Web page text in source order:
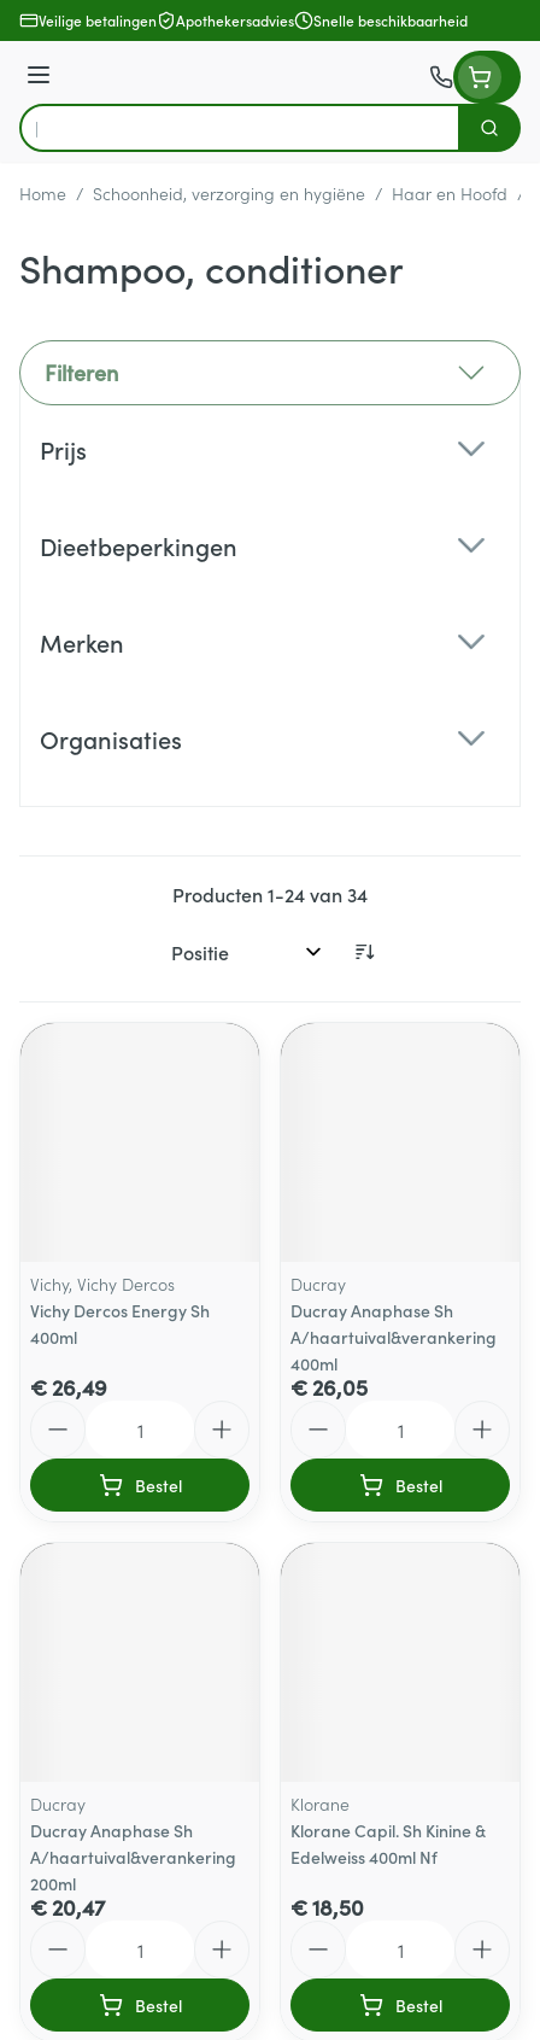
Ga naar de inhoud
Veilige betalingen Apothekersadvies Snelle beschikbaarheid
Menu
Product, merk, categorie...
Zoek
Home / Schoonheid, verzorging en hygiëne / Haar en Hoofd /
Shampoo, conditioner
Filteren
Prijs
Dieetbeperkingen
Merken
Organisaties
Producten1-24van34
Sorteer op:
Vichy, Vichy Dercos
Vichy Dercos Energy Sh
400ml
€ 26,49
Bestel
Ducray
Ducray Anaphase Sh
A/haartuival&verankering
400ml
€ 26,05
Bestel
Ducray
Ducray Anaphase Sh
A/haartuival&verankering
200ml
€ 20,47
Bestel
Klorane
Klorane Capil. Sh Kinine &
Edelweiss 400ml Nf
€ 18,50
Bestel